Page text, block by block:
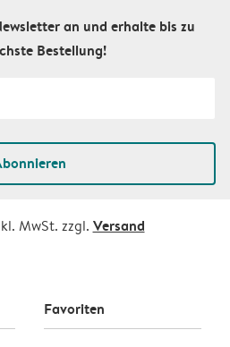
an und erhalte bis zu
Bestellung!
MwSt. zzgl. Versand
Favoriten